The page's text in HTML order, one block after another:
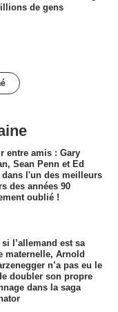
de gens
entre amis : Gary
Sean Penn et Ed
dans l'un des meilleurs
des années 90
oublié !
si l’allemand est sa
maternelle, Arnold
n’a pas eu le
doubler son propre
dans la saga